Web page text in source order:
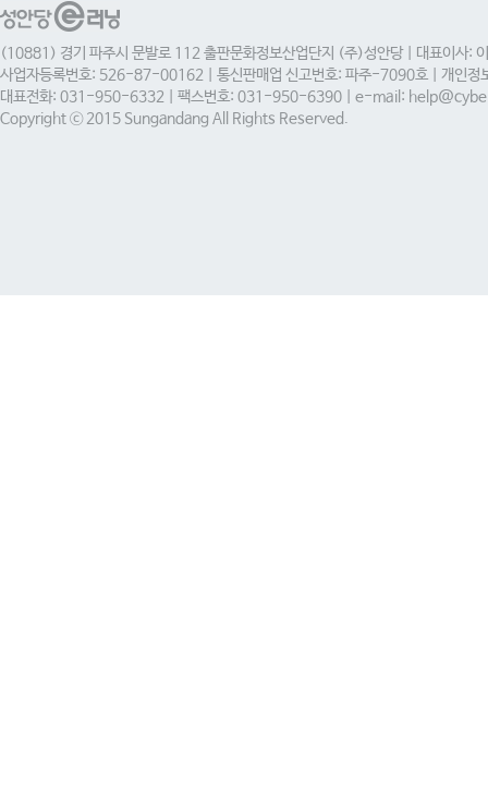
(10881) 경기 파주시 문발로 112 출판문화정보산업단지 (주)성안당 | 대표이사:
사업자등록번호: 526-87-00162 | 통신판매업 신고번호: 파주-7090호 | 개인정
대표전화: 031-950-6332 | 팩스번호: 031-950-6390 | e-mail:
Copyright ⓒ 2015 Sungandang All Rights Reserved.